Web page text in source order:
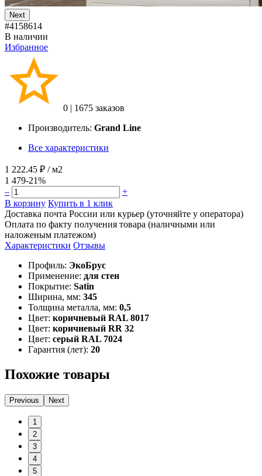
Next
#4158614
В наличии
Избранное
0 | 1675 заказов
Производитель: Grand Line
Все характеристики
1 222.45 ₽ / м2
1 479-21%
–
+
В корзину Купить в 1 клик
Доставка почта России или курьер (уточняйте у оператора)
Оплата по факту получения товара (наличными или
наложеным платежом)
Характеристики Отзывы
Профиль: ЭкоБрус
Применение: для стен
Покрытие: Satin
Ширина, мм: 345
Толщина металла, мм: 0,5
Цвет: коричневый RAL 8017
Цвет: коричневый RR 32
Цвет: серый RAL 7024
Гарантия (лет): 20
Похожие товары
Previous Next
1
2
3
4
5